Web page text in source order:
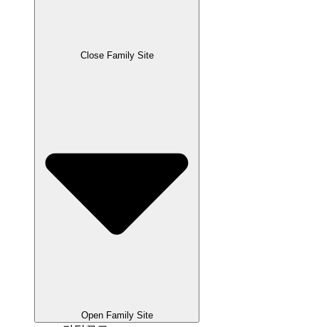
Close Family Site
Open Family Site